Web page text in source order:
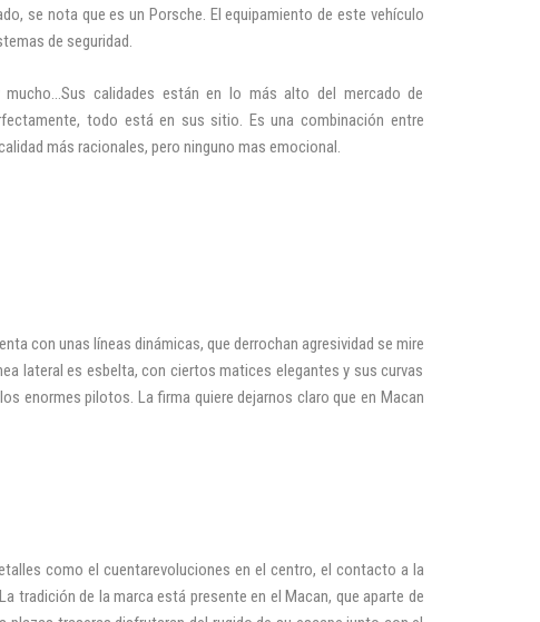
se nota que es un Porsche. El equipamiento de este vehículo
de seguridad.
calidades están en lo más alto del mercado de
todo está en sus sitio. Es una combinación entre
más racionales, pero ninguno mas emocional.
con unas líneas dinámicas, que derrochan agresividad se mire
lateral es esbelta, con ciertos matices elegantes y sus curvas
enormes pilotos. La firma quiere dejarnos claro que en Macan
como el cuentarevoluciones en el centro, el contacto a la
tradición de la marca está presente en el Macan, que aparte de